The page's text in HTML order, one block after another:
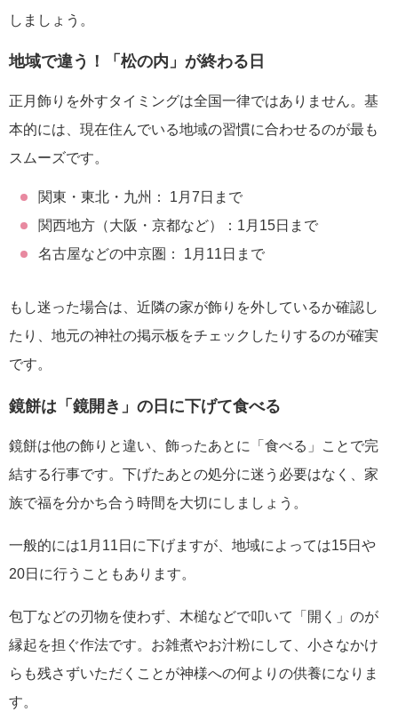
しましょう。
地域で違う！「松の内」が終わる日
正月飾りを外すタイミングは全国一律ではありません。基
本的には、現在住んでいる地域の習慣に合わせるのが最も
スムーズです。
関東・東北・九州： 1月7日まで
関西地方（大阪・京都など）：1月15日まで
名古屋などの中京圏： 1月11日まで
もし迷った場合は、近隣の家が飾りを外しているか確認し
たり、地元の神社の掲示板をチェックしたりするのが確実
です。
鏡餅は「鏡開き」の日に下げて食べる
鏡餅は他の飾りと違い、飾ったあとに「食べる」ことで完
結する行事です。下げたあとの処分に迷う必要はなく、家
族で福を分かち合う時間を大切にしましょう。
一般的には1月11日に下げますが、地域によっては15日や
20日に行うこともあります。
包丁などの刃物を使わず、木槌などで叩いて「開く」のが
縁起を担ぐ作法です。お雑煮やお汁粉にして、小さなかけ
らも残さずいただくことが神様への何よりの供養になりま
す。